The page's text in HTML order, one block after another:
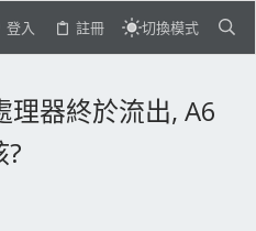
登入 註冊 切換模式
理器終於流出, A6